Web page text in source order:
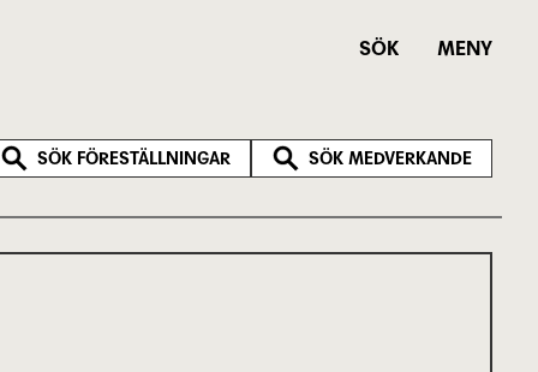
SÖK MENY
SÖK FÖRESTÄLLNINGAR SÖK MEDVERKANDE